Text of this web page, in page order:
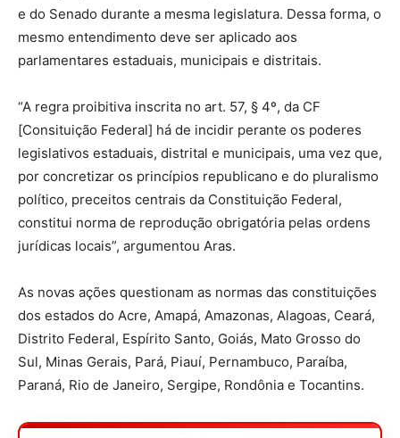
e do Senado durante a mesma legislatura. Dessa forma, o
mesmo entendimento deve ser aplicado aos
parlamentares estaduais, municipais e distritais.
“A regra proibitiva inscrita no art. 57, § 4º, da CF
[Consituição Federal] há de incidir perante os poderes
legislativos estaduais, distrital e municipais, uma vez que,
por concretizar os princípios republicano e do pluralismo
político, preceitos centrais da Constituição Federal,
constitui norma de reprodução obrigatória pelas ordens
jurídicas locais”, argumentou Aras.
As novas ações questionam as normas das constituições
dos estados do Acre, Amapá, Amazonas, Alagoas, Ceará,
Distrito Federal, Espírito Santo, Goiás, Mato Grosso do
Sul, Minas Gerais, Pará, Piauí, Pernambuco, Paraíba,
Paraná, Rio de Janeiro, Sergipe, Rondônia e Tocantins.